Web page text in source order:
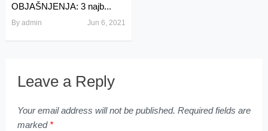
OBJAŠNJENJA: 3 najb...
By admin Jun 6, 2021
Leave a Reply
Your email address will not be published. Required fields are
marked *